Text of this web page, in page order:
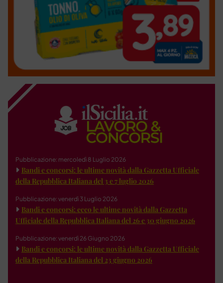
Pubblicazione: mercoledì 8 Luglio 2026
Bandi e concorsi: le ultime novità dalla Gazzetta Ufficiale
della Repubblica Italiana del 3 e 7 luglio 2026
Pubblicazione: venerdì 3 Luglio 2026
Bandi e concorsi: ecco le ultime novità dalla Gazzetta
Ufficiale della Repubblica Italiana del 26 e 30 giugno 2026
Pubblicazione: venerdì 26 Giugno 2026
Bandi e concorsi: le ultime novità dalla Gazzetta Ufficiale
della Repubblica Italiana del 23 giugno 2026